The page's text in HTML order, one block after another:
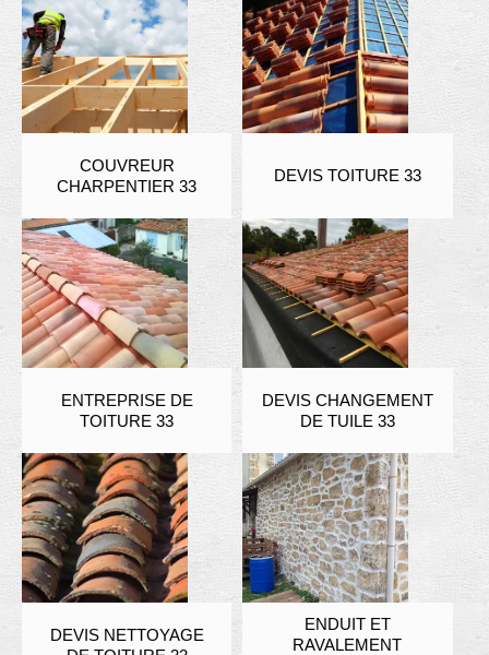
COUVREUR
CHARPENTIER 33
DEVIS TOITURE 33
ENTREPRISE DE
TOITURE 33
DEVIS CHANGEMENT
DE TUILE 33
DEVIS NETTOYAGE
ENDUIT ET
RAVALEMENT